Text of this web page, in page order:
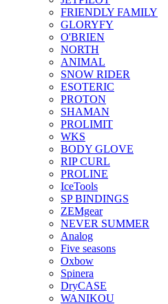
FRIENDLY FAMILY
GLORYFY
O'BRIEN
NORTH
ANIMAL
SNOW RIDER
ESOTERIC
PROTON
SHAMAN
PROLIMIT
WKS
BODY GLOVE
RIP CURL
PROLINE
IceTools
SP BINDINGS
ZEMgear
NEVER SUMMER
Analog
Five seasons
Oxbow
Spinera
DryCASE
WANIKOU